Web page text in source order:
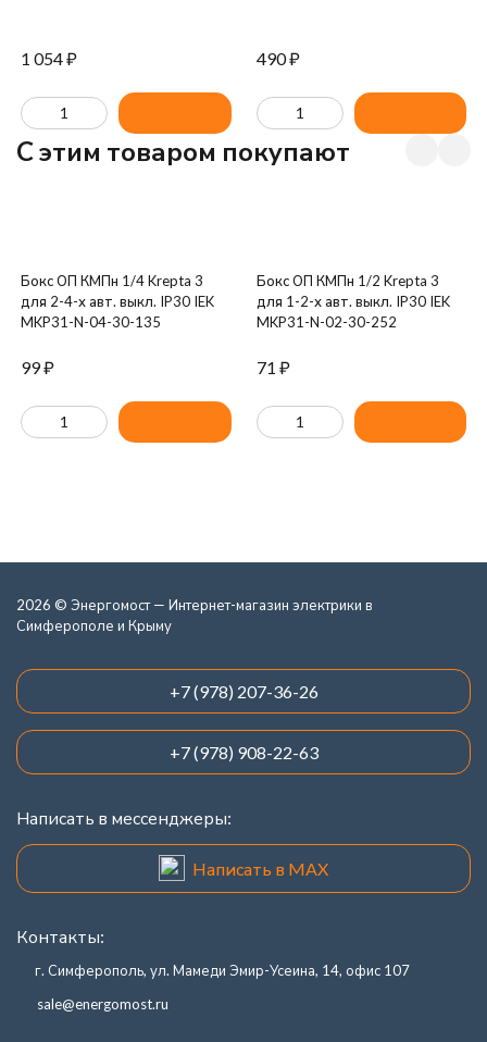
1 054₽ 490₽
C этим товаром покупают
Бокс ОП КМПн 1/4 Krepta 3
для 2-4-х авт. выкл. IP30 IEK
MKP31-N-04-30-135
99₽
Бокс ОП КМПн 1/2 Krepta 3
для 1-2-х авт. выкл. IP30 IEK
MKP31-N-02-30-252
71 ₽
2026 © Энергомост — Интернет-магазин электрики в
Симферополе и Крыму
+7 (978) 207-36-26
+7 (978) 908-22-63
Написать в мессенджеры:
Написать в MAX
Контакты:
г. Симферополь, ул. Мамеди Эмир-Усеина, 14, офис 107
sale@energomost.ru